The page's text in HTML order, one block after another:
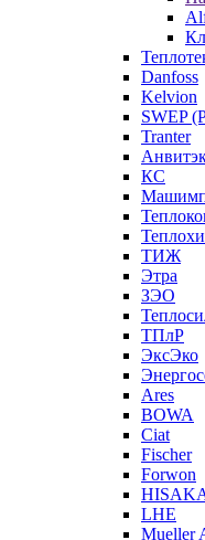
Danfoss
Kelvion
SWEP
Tranter
КС
ТИЖ
Этра
ЗЭО
ТПлР
ЭксЭко
Ares
BOWA
Ciat
Fischer
Forwon
LHE
Mueller